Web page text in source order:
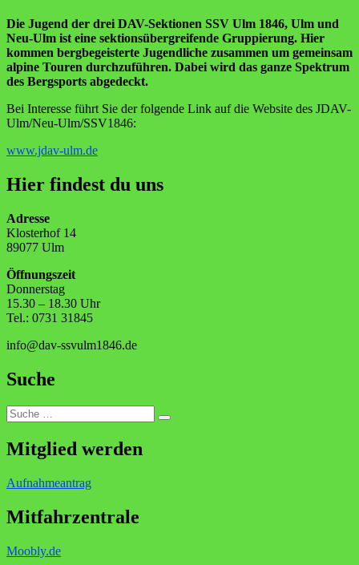
Die Jugend der drei DAV-Sektionen SSV Ulm 1846, Ulm und
Neu-Ulm ist eine sektionsübergreifende Gruppierung. Hier
kommen bergbegeisterte Jugendliche zusammen um gemeinsam
alpine Touren durchzuführen. Dabei wird das ganze Spektrum
des Bergsports abgedeckt.
Bei Interesse führt Sie der folgende Link auf die Website des JDAV-
Ulm/Neu-Ulm/SSV1846:
www.jdav-ulm.de
Hier findest du uns
Adresse
Klosterhof 14
89077 Ulm
Öffnungszeit
Donnerstag
15.30 – 18.30 Uhr
Tel.: 0731 31845
info@dav-ssvulm1846.de
Suche
Suche
nach:
Suchen
Mitglied werden
Aufnahmeantrag
Mitfahrzentrale
Moobly.de